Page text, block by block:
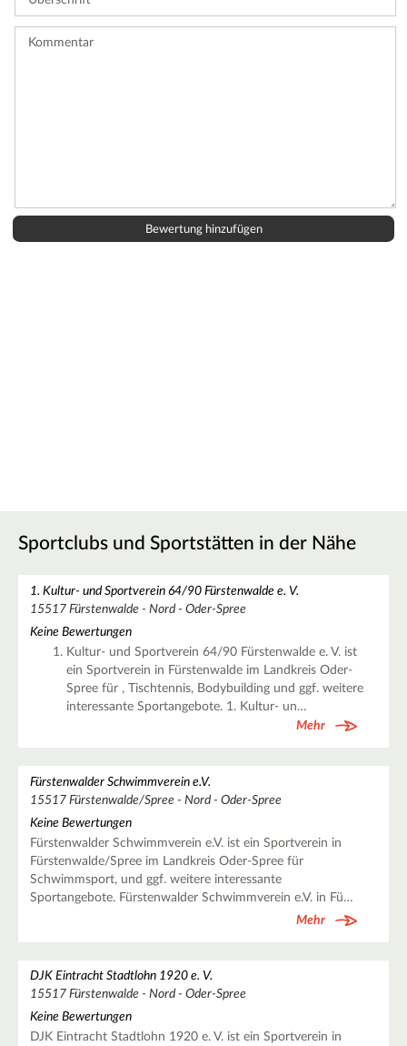
Sportclubs und Sportstätten in der Nähe
1. Kultur- und Sportverein 64/90 Fürstenwalde e. V.
15517 Fürstenwalde - Nord - Oder-Spree
Keine Bewertungen
Kultur- und Sportverein 64/90 Fürstenwalde e. V. ist
ein Sportverein in Fürstenwalde im Landkreis Oder-
Spree für , Tischtennis, Bodybuilding und ggf. weitere
interessante Sportangebote. 1. Kultur- un…
Mehr
Fürstenwalder Schwimmverein e.V.
15517 Fürstenwalde/Spree - Nord - Oder-Spree
Keine Bewertungen
Fürstenwalder Schwimmverein e.V. ist ein Sportverein in
Fürstenwalde/Spree im Landkreis Oder-Spree für
Schwimmsport, und ggf. weitere interessante
Sportangebote. Fürstenwalder Schwimmverein e.V. in Fü…
Mehr
DJK Eintracht Stadtlohn 1920 e. V.
15517 Fürstenwalde - Nord - Oder-Spree
Keine Bewertungen
DJK Eintracht Stadtlohn 1920 e. V. ist ein Sportverein in